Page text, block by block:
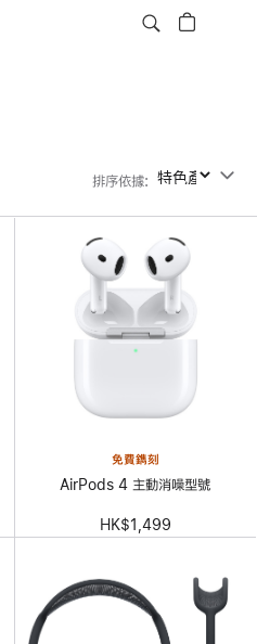
排序依據: 排序依據
免費鐫刻
AirPods 4 主動消噪型號
HK$1,499